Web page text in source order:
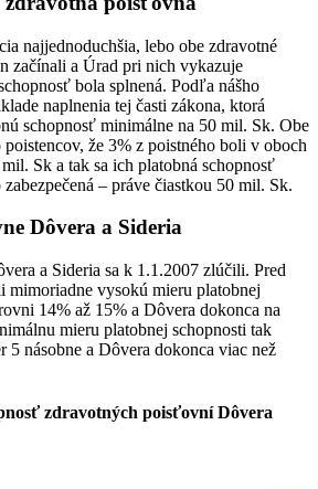
najjednoduchšia, lebo obe zdravotné
začínali a Úrad pri nich vykazuje
bola splnená. Podľa nášho
naplnenia tej časti zákona, ktorá
schopnosť minimálne na 50 mil. Sk. Obe
že 3% z poistného boli v oboch
Sk a tak sa ich platobná schopnosť
– práve čiastkou 50 mil. Sk.
Dôvera a Sideria
a Sideria sa k 1.1.2007 zlúčili. Pred
mimoriadne vysokú mieru platobnej
14% až 15% a Dôvera dokonca na
mieru platobnej schopnosti tak
5 násobne a Dôvera dokonca viac než
zdravotných poisťovní Dôvera